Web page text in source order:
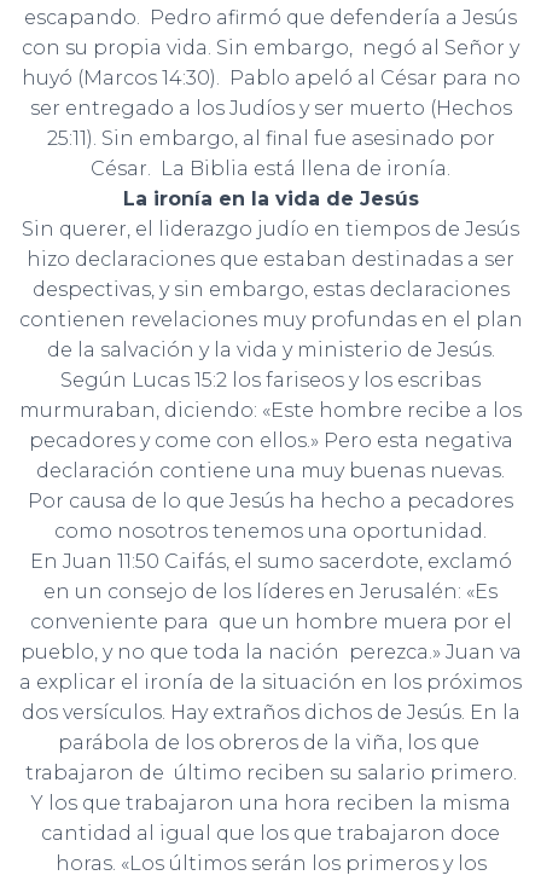
escapando. Pedro afirmó que defendería a Jesús
con su propia vida. Sin embargo, negó al Señor y
huyó (Marcos 14:30). Pablo apeló al César para no
ser entregado a los Judíos y ser muerto (Hechos
25:11). Sin embargo, al final fue asesinado por
César. La Biblia está llena de ironía.
La ironía en la vida de Jesús
Sin querer, el liderazgo judío en tiempos de Jesús
hizo declaraciones que estaban destinadas a ser
despectivas, y sin embargo, estas declaraciones
contienen revelaciones muy profundas en el plan
de la salvación y la vida y ministerio de Jesús.
Según Lucas 15:2 los fariseos y los escribas
murmuraban, diciendo: «Este hombre recibe a los
pecadores y come con ellos.» Pero esta negativa
declaración contiene una muy buenas nuevas.
Por causa de lo que Jesús ha hecho a pecadores
como nosotros tenemos una oportunidad.
En Juan 11:50 Caifás, el sumo sacerdote, exclamó
en un consejo de los líderes en Jerusalén: «Es
conveniente para que un hombre muera por el
pueblo, y no que toda la nación perezca.» Juan va
a explicar el ironía de la situación en los próximos
dos versículos. Hay extraños dichos de Jesús. En la
parábola de los obreros de la viña, los que
trabajaron de último reciben su salario primero.
Y los que trabajaron una hora reciben la misma
cantidad al igual que los que trabajaron doce
horas. «Los últimos serán los primeros y los